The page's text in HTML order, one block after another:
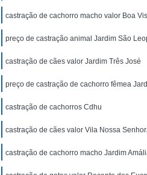
Cachorros e Gatos
de Eletrocardiograma para
Exame de Raio X para
Exame de Raio X para Gatos
de Ultrassom Abdominal para
Cachorro Caçapava
São José dos Campos
de Ultrassom para Cachorro
castração de cachorro macho valor Boa
preço de castração animal Jardim São
castração de cães valor Jardim Três José
preço de castração de cachorro fêmea
castração de cachorros Cdhu
castração de cães valor Vila Nossa
castração de cachorro macho Jardim